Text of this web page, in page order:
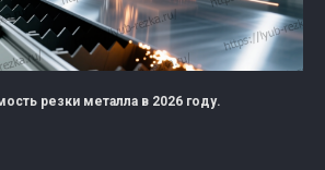
резки металла в 2026 году.